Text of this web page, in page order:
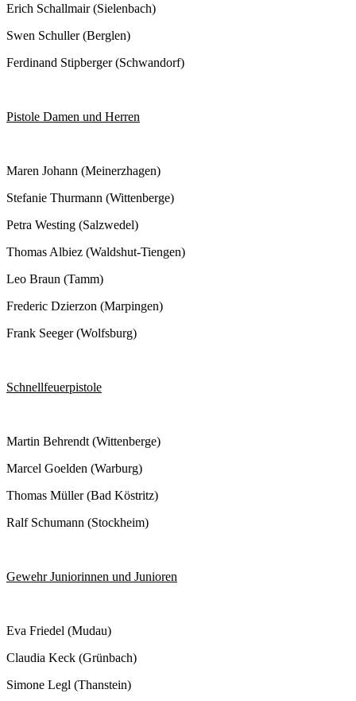
Erich Schallmair (Sielenbach)
Swen Schuller (Berglen)
Ferdinand Stipberger (Schwandorf)
Pistole Damen und Herren
Maren Johann (Meinerzhagen)
Stefanie Thurmann (Wittenberge)
Petra Westing (Salzwedel)
Thomas Albiez (Waldshut-Tiengen)
Leo Braun (Tamm)
Frederic Dzierzon (Marpingen)
Frank Seeger (Wolfsburg)
Schnellfeuerpistole
Martin Behrendt (Wittenberge)
Marcel Goelden (Warburg)
Thomas Müller (Bad Köstritz)
Ralf Schumann (Stockheim)
Gewehr Juniorinnen und Junioren
Eva Friedel (Mudau)
Claudia Keck (Grünbach)
Simone Legl (Thanstein)